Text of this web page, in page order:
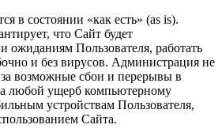
в состоянии «как есть» (as is).
что Сайт будет
ожиданиям Пользователя, работать
и без вирусов. Администрация не
за возможные сбои и перерывы в
любой ущерб компьютерному
устройствам Пользователя,
Сайта.